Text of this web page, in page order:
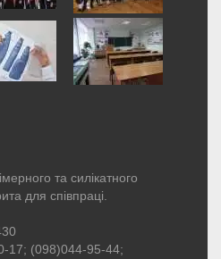
та силікатного
для співпраці.
17; (098)044-95-44;